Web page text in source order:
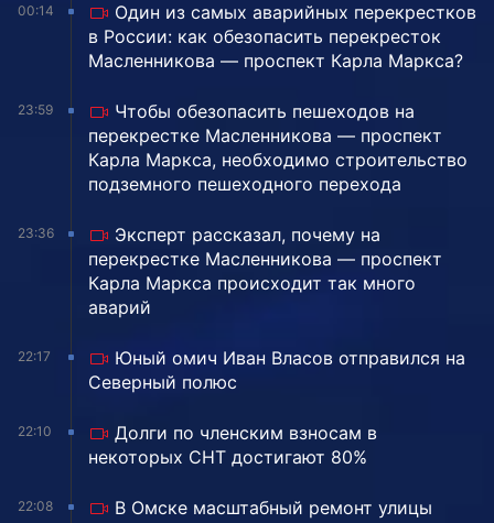
00:14
Один из самых аварийных перекрестков
в России: как обезопасить перекресток
Масленникова — проспект Карла Маркса?
23:59
Чтобы обезопасить пешеходов на
перекрестке Масленникова — проспект
Карла Маркса, необходимо строительство
подземного пешеходного перехода
23:36
Эксперт рассказал, почему на
перекрестке Масленникова — проспект
Карла Маркса происходит так много
аварий
22:17
Юный омич Иван Власов отправился на
Северный полюс
22:10
Долги по членским взносам в
некоторых СНТ достигают 80%
22:08
В Омске масштабный ремонт улицы